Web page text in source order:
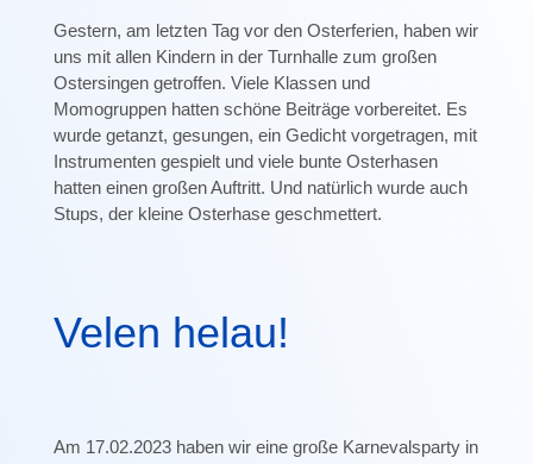
Gestern, am letzten Tag vor den Osterferien, haben wir
uns mit allen Kindern in der Turnhalle zum großen
Ostersingen getroffen. Viele Klassen und
Momogruppen hatten schöne Beiträge vorbereitet. Es
wurde getanzt, gesungen, ein Gedicht vorgetragen, mit
Instrumenten gespielt und viele bunte Osterhasen
hatten einen großen Auftritt. Und natürlich wurde auch
Stups, der kleine Osterhase geschmettert.
Velen helau!
Am 17.02.2023 haben wir eine große Karnevalsparty in